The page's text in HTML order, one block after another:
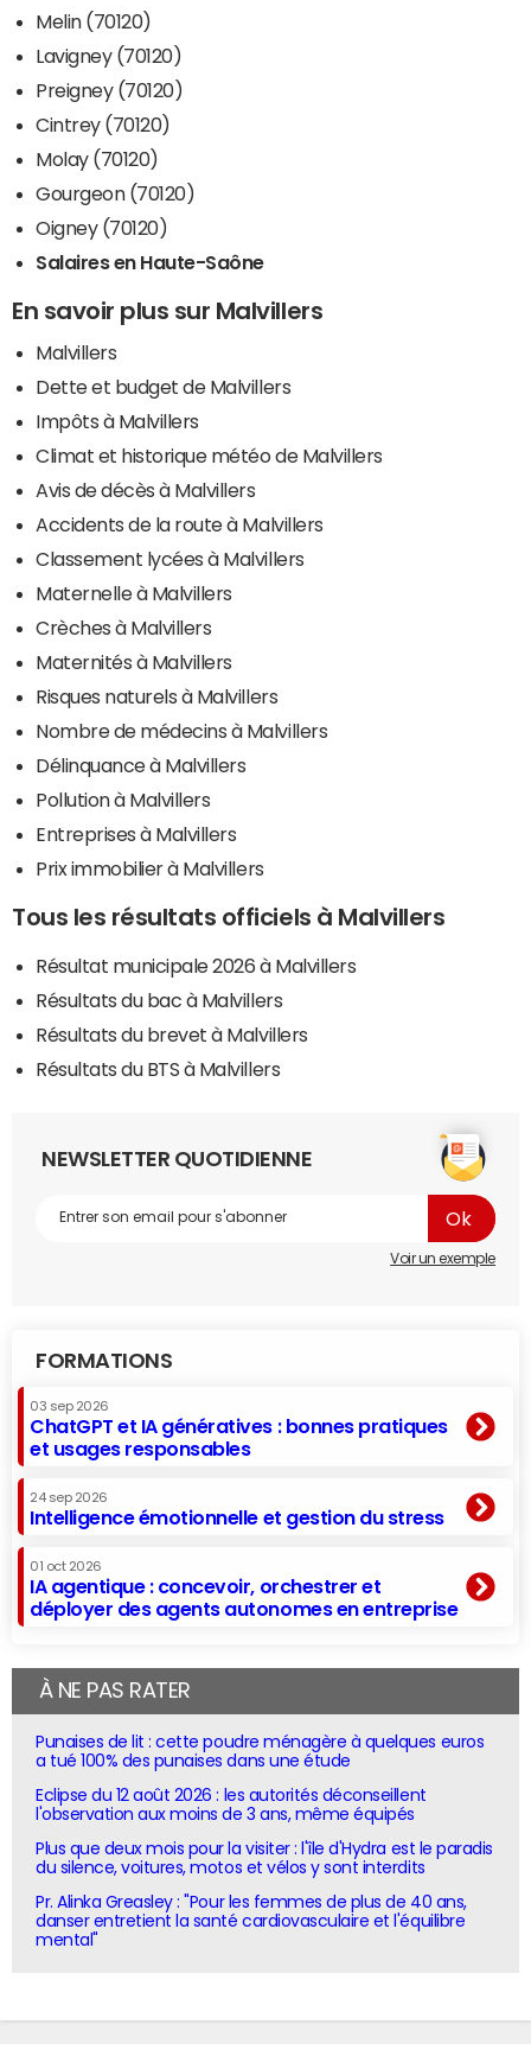
Melin (70120)
Lavigney (70120)
Preigney (70120)
Cintrey (70120)
Molay (70120)
Gourgeon (70120)
Oigney (70120)
Salaires en Haute-Saône
En savoir plus sur Malvillers
Malvillers
Dette et budget de Malvillers
Impôts à Malvillers
Climat et historique météo de Malvillers
Avis de décès à Malvillers
Accidents de la route à Malvillers
Classement lycées à Malvillers
Maternelle à Malvillers
Crèches à Malvillers
Maternités à Malvillers
Risques naturels à Malvillers
Nombre de médecins à Malvillers
Délinquance à Malvillers
Pollution à Malvillers
Entreprises à Malvillers
Prix immobilier à Malvillers
Tous les résultats officiels à Malvillers
Résultat municipale 2026 à Malvillers
Résultats du bac à Malvillers
Résultats du brevet à Malvillers
Résultats du BTS à Malvillers
NEWSLETTER QUOTIDIENNE
Voir un exemple
FORMATIONS
03 sep 2026
ChatGPT et IA génératives : bonnes pratiques
et usages responsables
24 sep 2026
Intelligence émotionnelle et gestion du stress
01 oct 2026
IA agentique : concevoir, orchestrer et
déployer des agents autonomes en entreprise
À NE PAS RATER
Punaises de lit : cette poudre ménagère à quelques euros
a tué 100% des punaises dans une étude
Eclipse du 12 août 2026 : les autorités déconseillent
l'observation aux moins de 3 ans, même équipés
Plus que deux mois pour la visiter : l'île d'Hydra est le paradis
du silence, voitures, motos et vélos y sont interdits
Pr. Alinka Greasley : "Pour les femmes de plus de 40 ans,
danser entretient la santé cardiovasculaire et l'équilibre
mental"